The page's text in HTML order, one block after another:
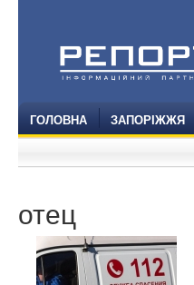
ГОЛОВНА ЗАПОРІЖЖЯ
отец